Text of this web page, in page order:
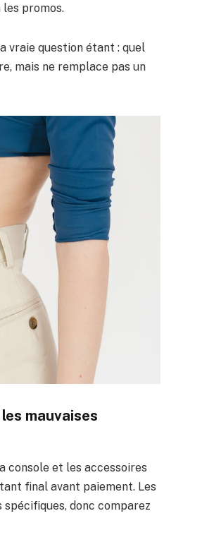
les promos.
vraie question étant : quel
mais ne remplace pas un
mauvaises
console et les accessoires
final avant paiement. Les
donc comparez